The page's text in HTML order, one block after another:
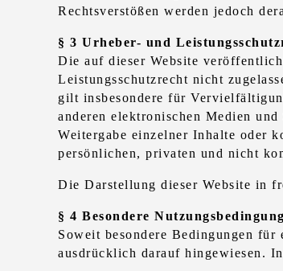
Rechtsverstößen werden jedoch
§ 3 Urheber- und
Die auf dieser Website
Leistungsschutzrecht nicht
gilt insbesondere für
anderen elektronischen Medien
Weitergabe einzelner Inhalte oder
persönlichen, privaten und nicht
Die Darstellung dieser Website in
§ 4 Besondere
Soweit besondere Bedingungen für
ausdrücklich darauf hingewiesen.